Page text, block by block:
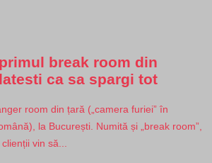
break room din
ca sa spargi tot
room din țară („camera furiei” în
la București. Numită și „break room”,
vin să...